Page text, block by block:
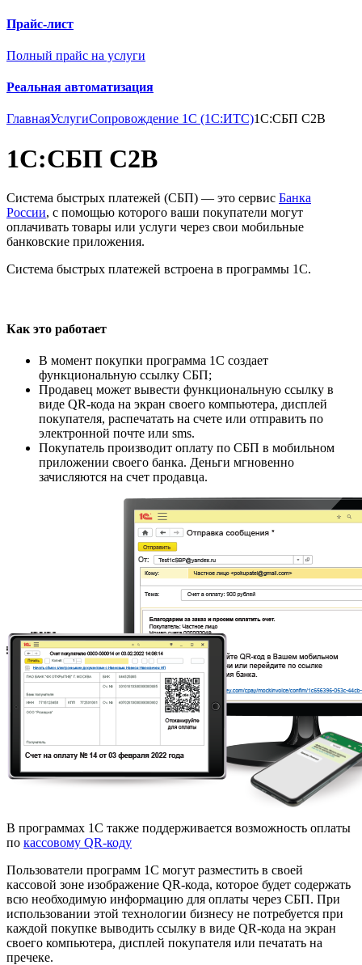
Прайс-лист
Полный прайс на услуги
Реальная автоматизация
ГлавнаяУслугиСопровождение 1С (1С:ИТС)1С:СБП C2B
1С:СБП C2B
Система быстрых платежей (СБП) — это сервис Банка
России, с помощью которого ваши покупатели могут
оплачивать товары или услуги через свои мобильные
банковские приложения.
Система быстрых платежей встроена в программы 1С.
Как это работает
В момент покупки программа 1С создает
функциональную ссылку СБП;
Продавец может вывести функциональную ссылку в
виде QR-кода на экран своего компьютера, дисплей
покупателя, распечатать на счете или отправить по
электронной почте или sms.
Покупатель производит оплату по СБП в мобильном
приложении своего банка. Деньги мгновенно
зачисляются на счет продавца.
В программах 1С также поддерживается возможность оплаты
по кассовому QR-коду
Пользователи программ 1С могут разместить в своей
кассовой зоне изображение QR-кода, которое будет содержать
всю необходимую информацию для оплаты через СБП. При
использовании этой технологии бизнесу не потребуется при
каждой покупке выводить ссылку в виде QR-кода на экран
своего компьютера, дисплей покупателя или печатать на
пречеке.